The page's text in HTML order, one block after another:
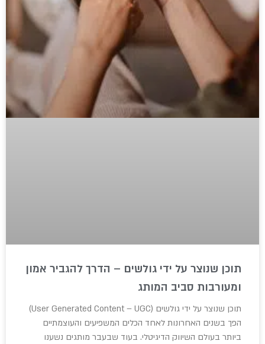
תוכן שנוצר על ידי גולשים – הדרך להגביר אמון
ומעורבות סביב המותג
תוכן שנוצר על ידי גולשים (User Generated Content – UGC)
הפך בשנים האחרונות לאחד הכלים המשפיעים והעוצמתיים
ביותר בעולם השיווק הדיגיטלי. בעוד שבעבר מותגים נשענו